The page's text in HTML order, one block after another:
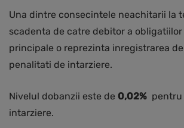
Una dintre consecintele neachitarii la
scadenta de catre debitor a obligatiilor
principale o reprezinta inregistrarea
penalitati de intarziere.
Nivelul dobanzii este de 0,02% pentru
intarziere.